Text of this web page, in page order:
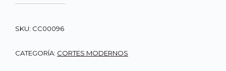
SKU: CC00096
CATEGORÍA: CORTES MODERNOS